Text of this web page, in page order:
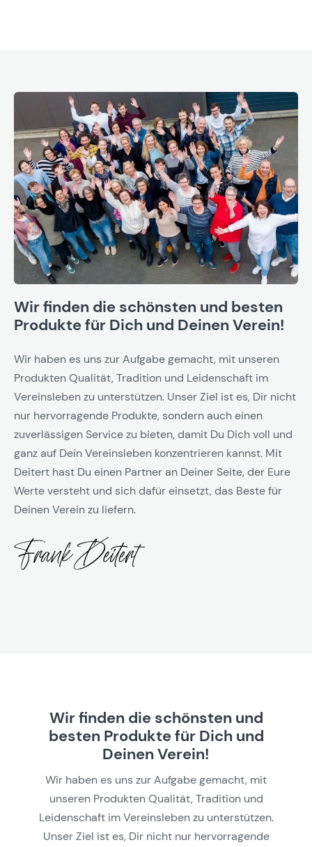
Wir finden die schönsten und besten
Produkte für Dich und Deinen Verein!
Wir haben es uns zur Aufgabe gemacht, mit unseren
Produkten Qualität, Tradition und Leidenschaft im
Vereinsleben zu unterstützen. Unser Ziel ist es, Dir nicht
nur hervorragende Produkte, sondern auch einen
zuverlässigen Service zu bieten, damit Du Dich voll und
ganz auf Dein Vereinsleben konzentrieren kannst. Mit
Deitert hast Du einen Partner an Deiner Seite, der Eure
Werte versteht und sich dafür einsetzt, das Beste für
Deinen Verein zu liefern.
Wir finden die schönsten und
besten Produkte für Dich und
Deinen Verein!
Wir haben es uns zur Aufgabe gemacht, mit
unseren Produkten Qualität, Tradition und
Leidenschaft im Vereinsleben zu unterstützen.
Unser Ziel ist es, Dir nicht nur hervorragende